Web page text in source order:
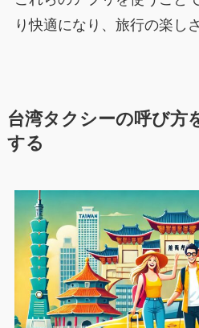
り快適になり、旅行の楽し
台湾タクシーの呼び方
する